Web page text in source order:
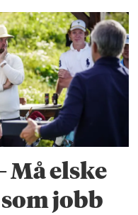
Må elske
jobb